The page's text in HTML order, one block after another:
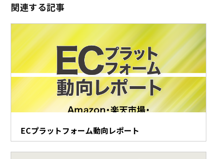
関連する記事
ECプラットフォーム動向レポート